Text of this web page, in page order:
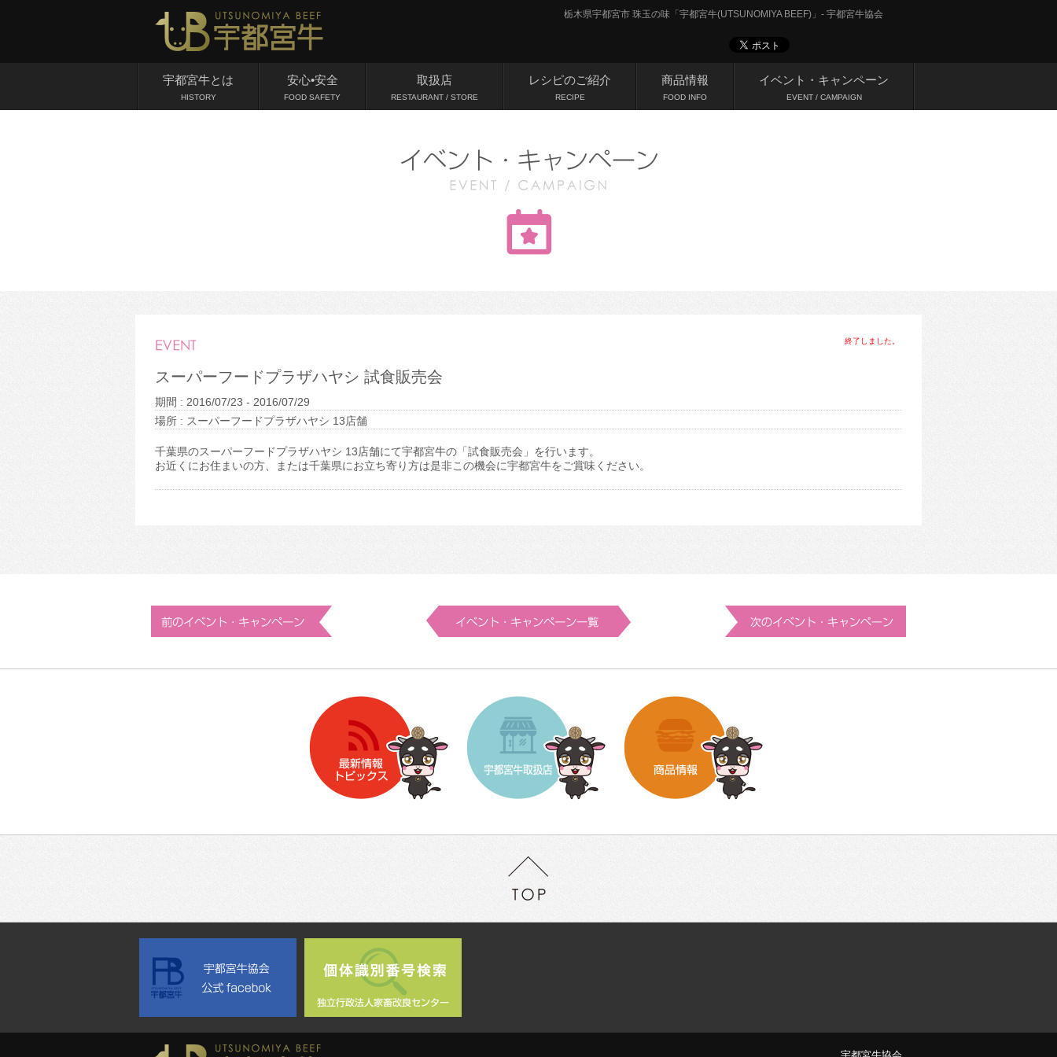
栃木県宇都宮市 珠玉の味「宇都宮牛(UTSUNOMIYA BEEF)」- 宇都宮牛協会
宇都宮牛とは
HISTORY
安心•安全
FOOD SAFETY
取扱店
RESTAURANT / STORE
レシピのご紹介
RECIPE
商品情報
FOOD INFO
イベント・キャンペーン
EVENT / CAMPAIGN
終了しました。
スーパーフードプラザハヤシ 試食販売会
期間 : 2016/07/23 - 2016/07/29
場所 : スーパーフードプラザハヤシ 13店舗
千葉県のスーパーフードプラザハヤシ 13店舗にて宇都宮牛の「試食販売会」を行います。
お近くにお住まいの方、または千葉県にお立ち寄り方は是非この機会に宇都宮牛をご賞味ください。